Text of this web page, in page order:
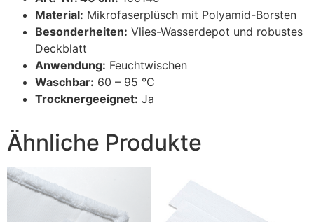
Material: Mikrofaserplüsch mit Polyamid-Borsten
Besonderheiten: Vlies-Wasserdepot und robustes
Deckblatt
Anwendung: Feuchtwischen
Waschbar: 60 – 95 °C
Trocknergeeignet: Ja
Ähnliche Produkte